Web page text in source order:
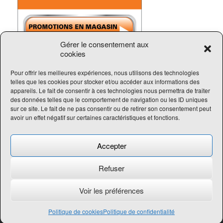
Gérer le consentement aux
cookies
Pour offrir les meilleures expériences, nous utilisons des technologies
telles que les cookies pour stocker et/ou accéder aux informations des
appareils. Le fait de consentir à ces technologies nous permettra de traiter
des données telles que le comportement de navigation ou les ID uniques
sur ce site. Le fait de ne pas consentir ou de retirer son consentement peut
avoir un effet négatif sur certaines caractéristiques et fonctions.
Accepter
Refuser
Voir les préférences
Politique de cookiesPolitique de confidentialité
Tous droits réservés Intermec Sports
418-690-5102
Réalisation:Concept Signature